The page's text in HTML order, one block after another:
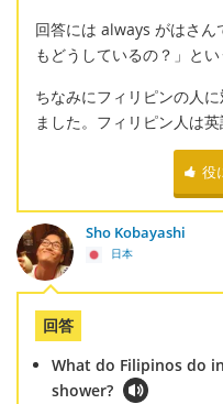
回答には always がはさん
もどうしているの？」とい
ちなみにフィリピンの人
ました。フィリピン人は
役
Sho Kobayashi
日本
回答
What do Filipinos do
shower?